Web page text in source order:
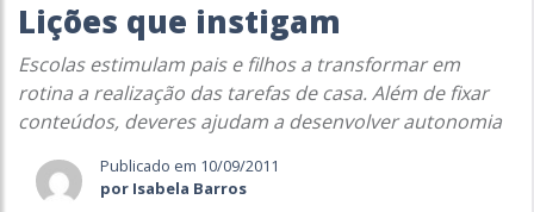
Lições que instigam
Escolas estimulam pais e filhos a transformar em
rotina a realização das tarefas de casa. Além de fixar
conteúdos, deveres ajudam a desenvolver autonomia
Publicado em 10/09/2011
por Isabela Barros